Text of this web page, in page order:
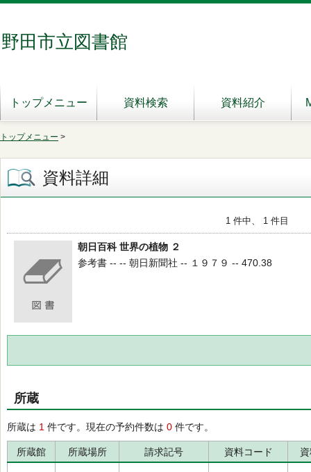
野田市立図書館
トップメニュー 資料検索 資料紹介
トップメニュー >
資料詳細
1 件中、 1 件目
朝日百科 世界の植物 ２
参考書 -- -- 朝日新聞社 -- １９７９ -- 470.38
所蔵
所蔵は 1 件です。現在の予約件数は 0 件です。
所蔵館 所蔵場所 請求記号 資料コード